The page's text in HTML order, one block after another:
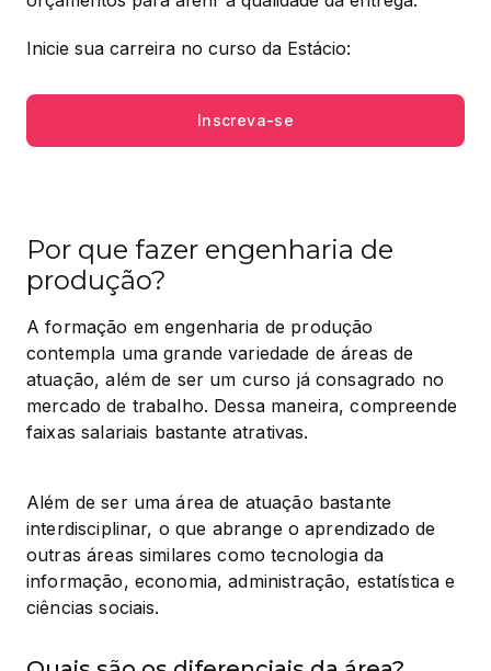
Inicie sua carreira no curso da Estácio:
Inscreva-se
Por que fazer engenharia de
produção?
A formação em engenharia de produção
contempla uma grande variedade de áreas de
atuação, além de ser um curso já consagrado no
mercado de trabalho. Dessa maneira, compreende
faixas salariais bastante atrativas.
Além de ser uma área de atuação bastante
interdisciplinar, o que abrange o aprendizado de
outras áreas similares como tecnologia da
informação, economia, administração, estatística e
ciências sociais.